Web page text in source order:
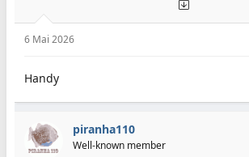
6 Mai 2026
Handy
piranha110
Well-known member